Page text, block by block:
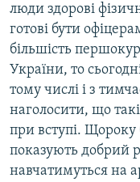
люди здорові
готові бути
більшість
України, то
тому числі і з
наголосити, що
при вступі. Щороку
показують добрий
навчатимуться на